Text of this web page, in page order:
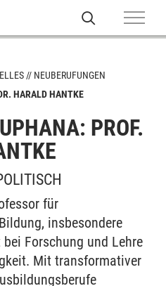
NEUBERUFUNGEN
HARALD HANTKE
PROF.
für
insbesondere
Forschung und Lehre
Mit transformativer